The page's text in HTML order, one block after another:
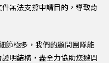
件無法支撐申請目的，導致背
節極多，我們的顧問團隊能
明結構，盡全力協助您避開